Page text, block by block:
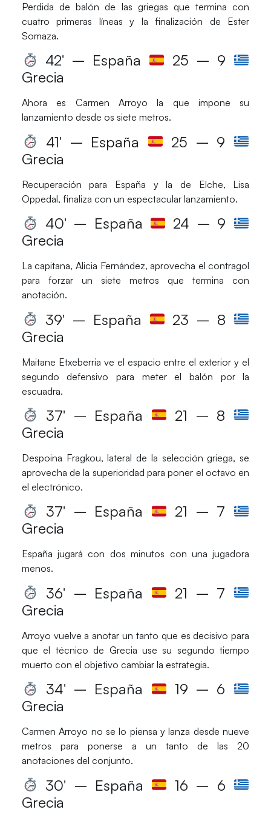
Perdida de balón de las griegas que termina con
cuatro primeras líneas y la finalización de Ester
Somaza.
42′ – España
25 – 9
Grecia
Ahora es Carmen Arroyo la que impone su
lanzamiento desde os siete metros.
41′ – España
25 – 9
Grecia
Recuperación para España y la de Elche, Lisa
Oppedal, finaliza con un espectacular lanzamiento.
40′ – España
24 – 9
Grecia
La capitana, Alicia Fernández, aprovecha el contragol
para forzar un siete metros que termina con
anotación.
39′ – España
23 – 8
Grecia
Maitane Etxeberria ve el espacio entre el exterior y el
segundo defensivo para meter el balón por la
escuadra.
37′ – España
21 – 8
Grecia
Despoina Fragkou, lateral de la selección griega, se
aprovecha de la superioridad para poner el octavo en
el electrónico.
37′ – España
21 – 7
Grecia
España jugará con dos minutos con una jugadora
menos.
36′ – España
21 – 7
Grecia
Arroyo vuelve a anotar un tanto que es decisivo para
que el técnico de Grecia use su segundo tiempo
muerto con el objetivo cambiar la estrategia.
34′ – España
19 – 6
Grecia
Carmen Arroyo no se lo piensa y lanza desde nueve
metros para ponerse a un tanto de las 20
anotaciones del conjunto.
30′ – España
16 – 6
Grecia